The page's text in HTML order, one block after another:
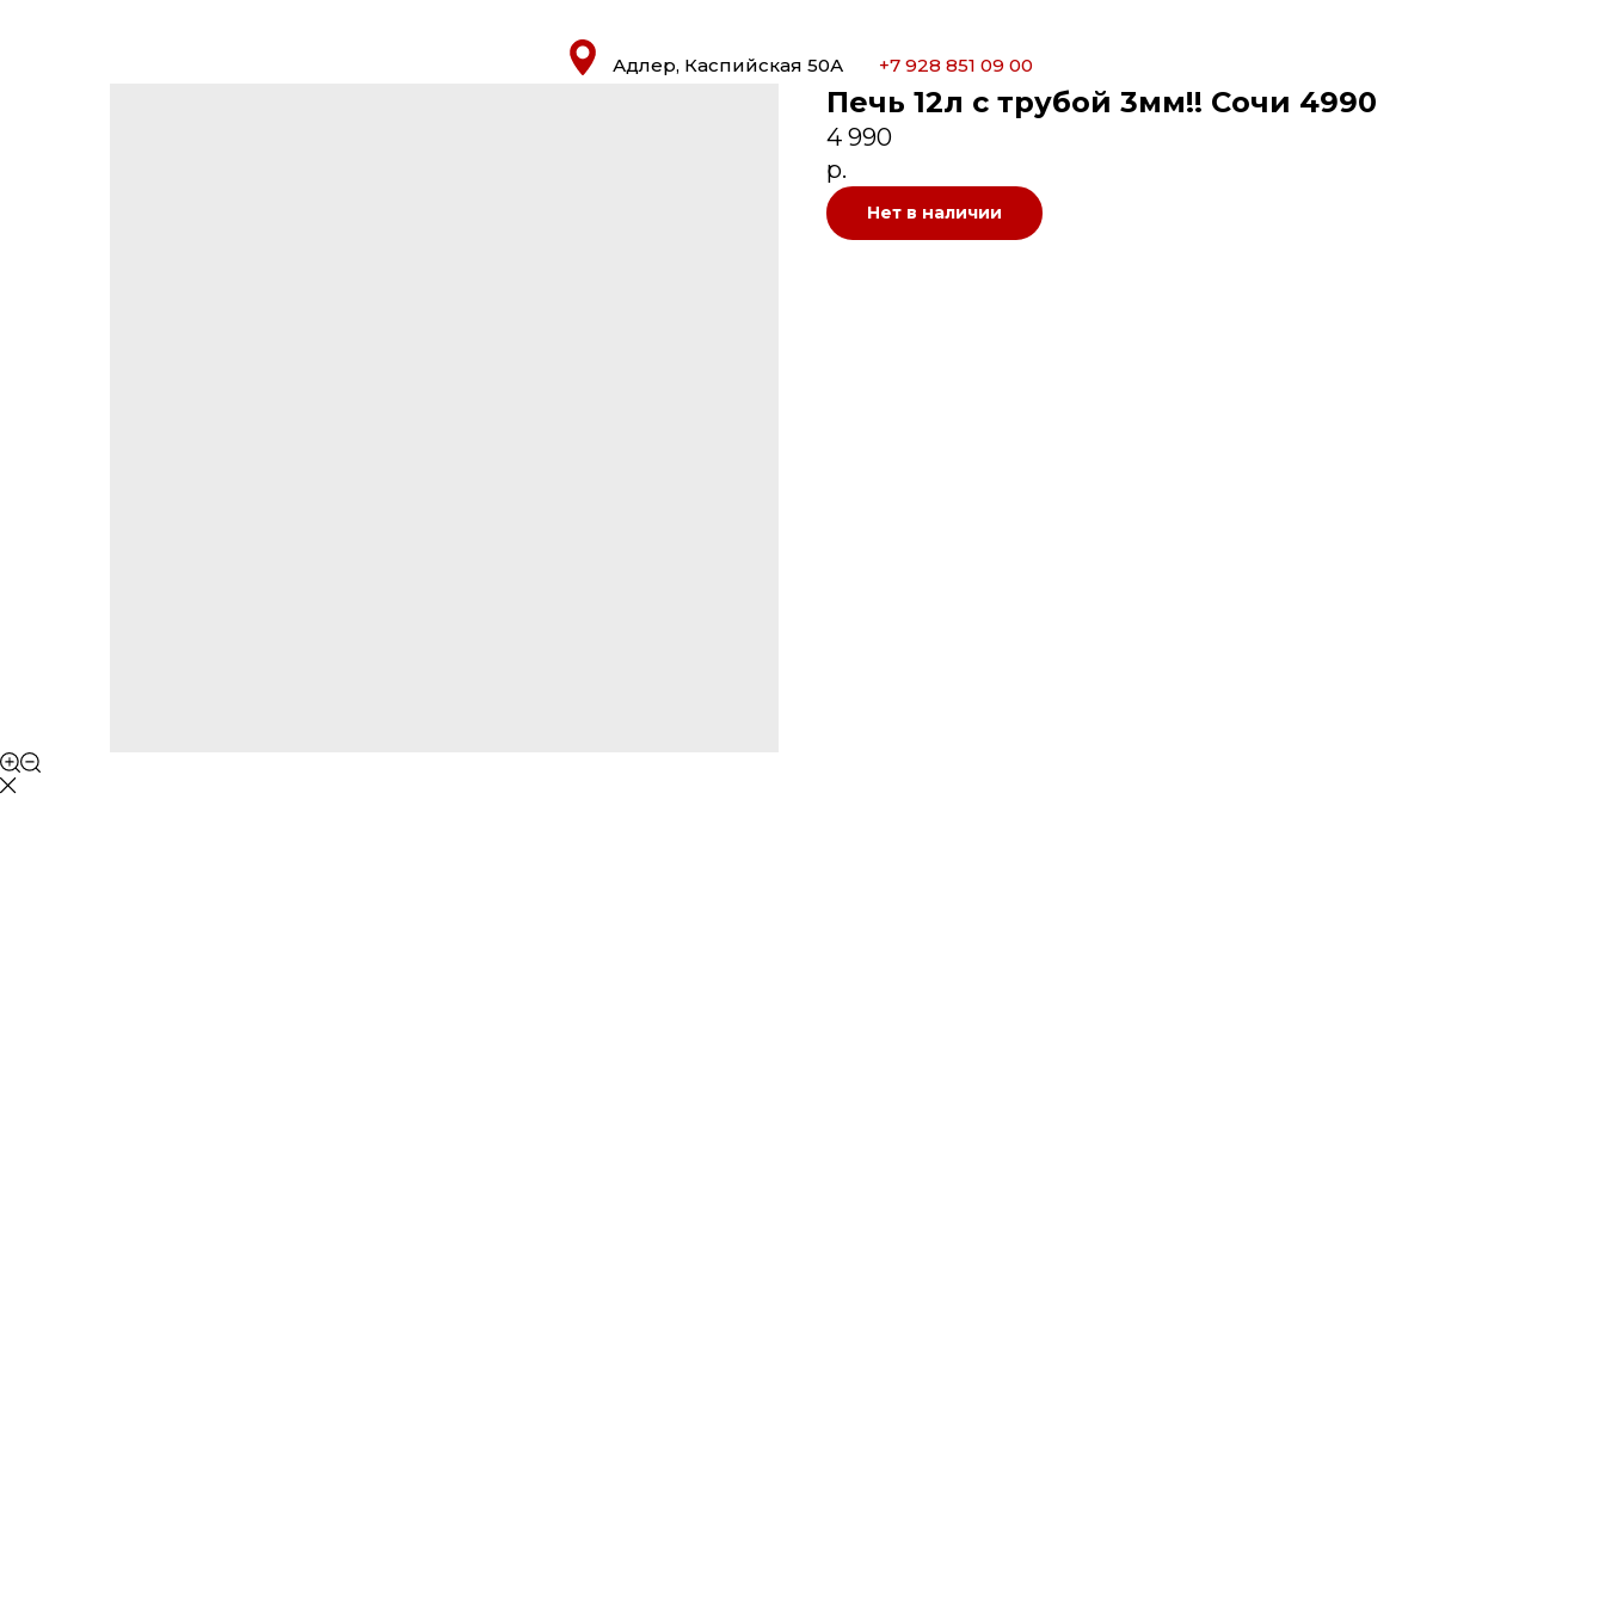
Адлер, Каспийская 50А +7 928 851 09 00
Печь 12л с трубой 3мм!! Сочи 4990
4 990
р.
Нет в наличии